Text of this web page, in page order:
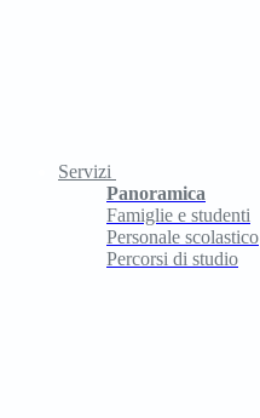
Servizi
Panoramica
Famiglie e studenti
Personale scolastico
Percorsi di studio